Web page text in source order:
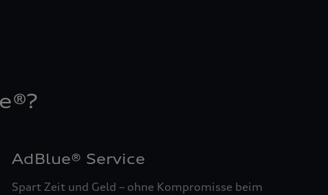
AdBlue® Service
Spart Zeit und Geld – ohne Kompromisse beim